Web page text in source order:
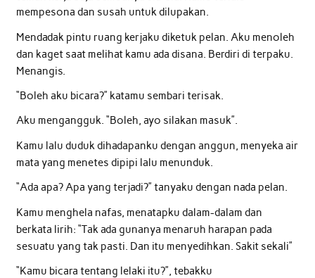
mempesona dan susah untuk dilupakan.
Mendadak pintu ruang kerjaku diketuk pelan. Aku menoleh
dan kaget saat melihat kamu ada disana. Berdiri di terpaku.
Menangis.
“Boleh aku bicara?” katamu sembari terisak.
Aku mengangguk. “Boleh, ayo silakan masuk”.
Kamu lalu duduk dihadapanku dengan anggun, menyeka air
mata yang menetes dipipi lalu menunduk.
“Ada apa? Apa yang terjadi?” tanyaku dengan nada pelan.
Kamu menghela nafas, menatapku dalam-dalam dan
berkata lirih: “Tak ada gunanya menaruh harapan pada
sesuatu yang tak pasti. Dan itu menyedihkan. Sakit sekali”
“Kamu bicara tentang lelaki itu?”, tebakku